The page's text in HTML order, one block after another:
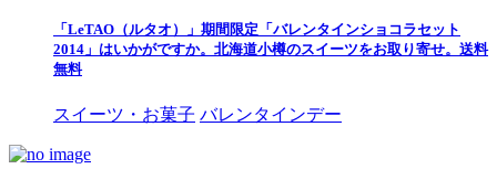
「LeTAO（ルタオ）」期間限定「バレンタインショコラセット
2014」はいかがですか。北海道小樽のスイーツをお取り寄せ。送料
無料
スイーツ・お菓子 バレンタインデー